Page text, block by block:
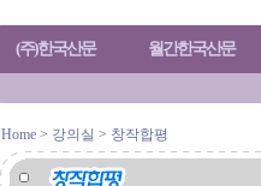
(주)한국산문 월간한국산문
Home > 강의실 > 창작합평